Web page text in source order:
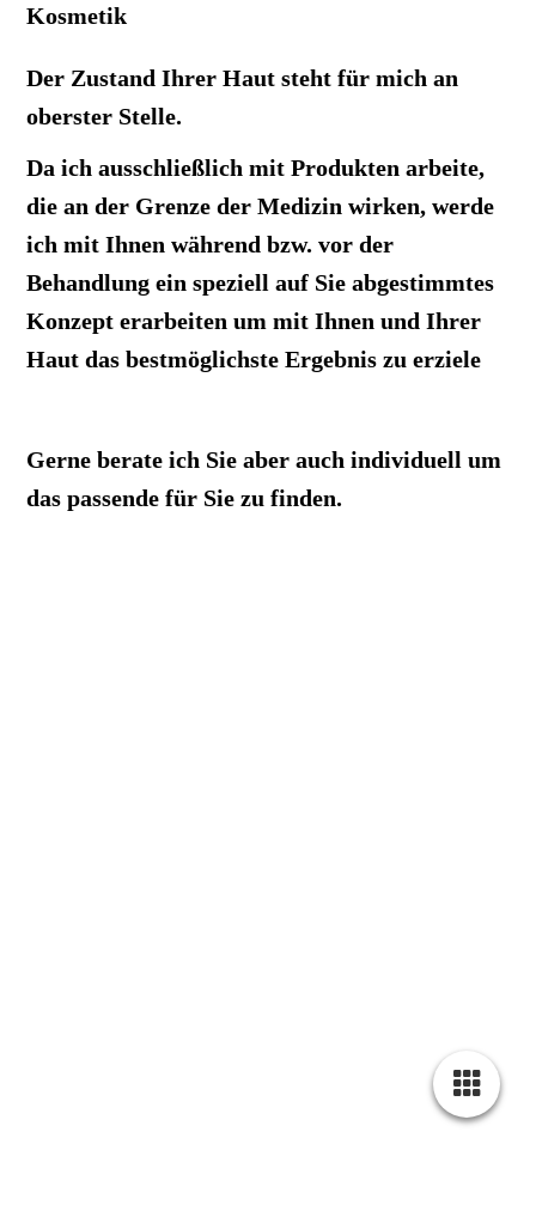
Kosmetik
Der Zustand Ihrer Haut steht für mich an
oberster Stelle.
Da ich ausschließlich mit Produkten arbeite,
die an der Grenze der Medizin wirken, werde
ich mit Ihnen während bzw. vor der
Behandlung ein speziell auf Sie abgestimmtes
Konzept erarbeiten um mit Ihnen und Ihrer
Haut das bestmöglichste Ergebnis zu erziele
Gerne berate ich Sie aber auch individuell um
das passende für Sie zu finden.